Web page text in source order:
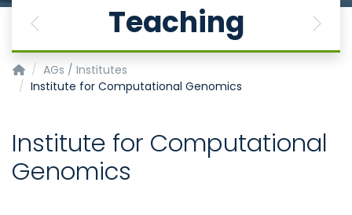
Teaching
Previous Next
Joint Research Center for Computational Biomedicine
AGs / Institutes
Institute for Computational Genomics
Institute for Computational
Genomics